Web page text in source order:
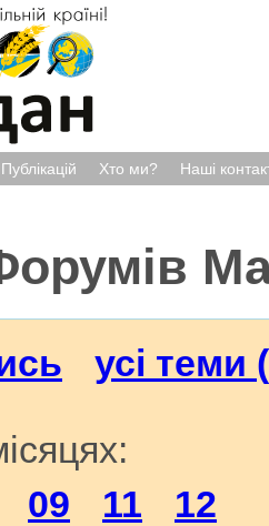
Хто ми? Наші
усі теми
09 11
12